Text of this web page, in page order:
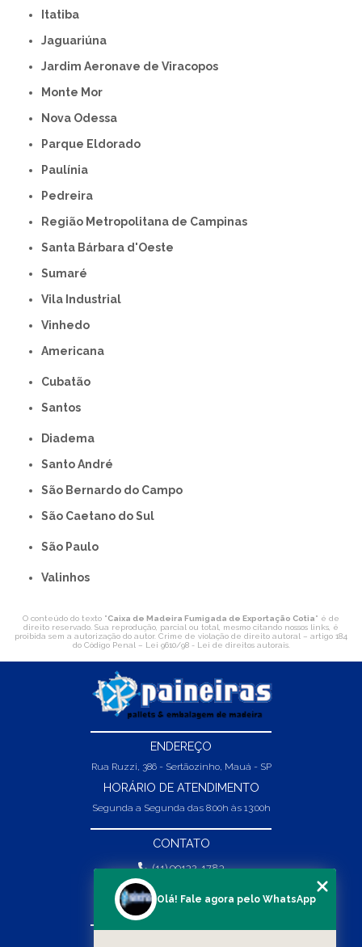
Itatiba
Jaguariúna
Jardim Aeronave de Viracopos
Monte Mor
Nova Odessa
Parque Eldorado
Paulínia
Pedreira
Região Metropolitana de Campinas
Santa Bárbara d'Oeste
Sumaré
Vila Industrial
Vinhedo
americana
Cubatão
Santos
Diadema
Santo André
São Bernardo do Campo
São Caetano do Sul
São Paulo
Valinhos
O conteúdo do texto "Caixa de Madeira Fumigada de Exportação Cotia" é de
direito reservado. Sua reprodução, parcial ou total, mesmo citando nossos links, é
proibida sem a autorização do autor. Crime de violação de direito autoral – artigo 184
do Código Penal – Lei 9610/98 - Lei de direitos autorais.
ENDEREÇO
Rua Ruzzi, 386 - Sertãozinho, Mauá - SP
HORÁRIO DE ATENDIMENTO
Segunda a Segunda das 8:00h às 13:00h
CONTATO
(11) 99132-1783
(11) 99132-1783
vendas@abpaineiras.com.br
Olá! Fale agora pelo WhatsApp